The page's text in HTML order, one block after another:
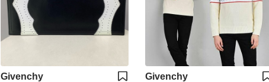
Givenchy Givenchy